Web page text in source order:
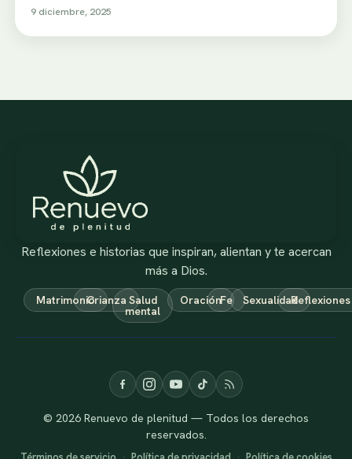
9 diciembre, 2025
Reflexiones e historias que inspiran, alientan y te acercan
más a Dios.
MatrimonioCrianza Salud
mental
OraciónFe SexualidadReflexiones
© 2026 Renuevo de plenitud — Todos los derechos
reservados.